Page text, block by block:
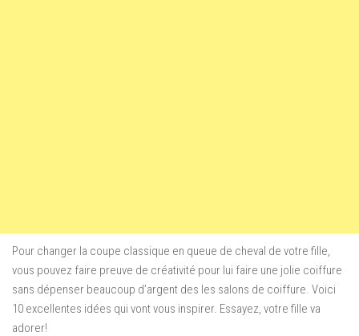
Pour changer la coupe classique en queue de cheval de votre fille,
vous pouvez faire preuve de créativité pour lui faire une jolie coiffure
sans dépenser beaucoup d’argent des les salons de coiffure. Voici
10 excellentes idées qui vont vous inspirer. Essayez, votre fille va
adorer!